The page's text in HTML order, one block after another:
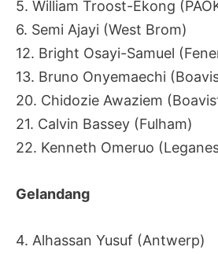
5. William Troost-Ekong
6. Semi Ajayi (West Brom)
12. Bright Osayi-Samuel
13. Bruno Onyemaechi
20. Chidozie Awaziem
21. Calvin Bassey (Fulham)
22. Kenneth Omeruo
Gelandang
4. Alhassan Yusuf (Antwerp)